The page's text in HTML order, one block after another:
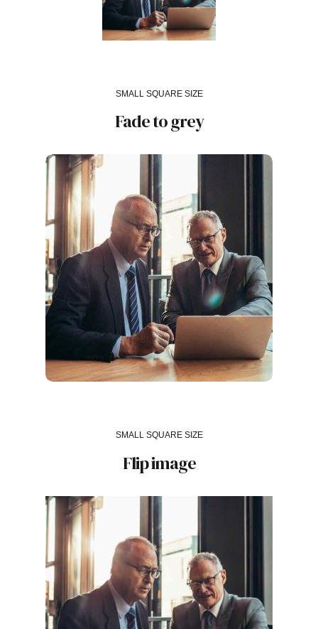
SMALL SQUARE SIZE
Fade to grey
SMALL SQUARE SIZE
Flip image